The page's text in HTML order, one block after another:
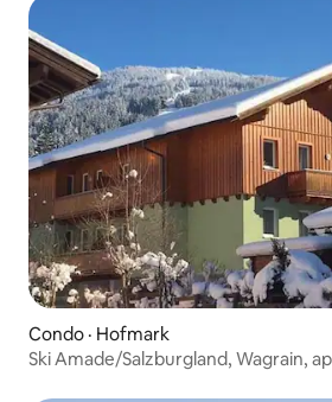
Condo · Hofmark
Ski Amade/Salzburgland, Wagrain,